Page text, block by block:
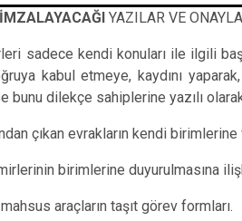
YAZILAR VE
sadece kendi konuları ile ilgili
kabul etmeye, kaydını
bunu dilekçe sahiplerine yazılı
çıkan evrakların kendi
birimlerine duyurulmasına
araçların taşıt görev formları.